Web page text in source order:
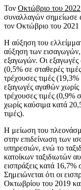
Τον Οκτώβριο του 2022
συναλλαγών σημείωσε
τον Οκτώβριο του
Η αύξηση του
αύξηση των εισαγωγών,
εξαγωγών. Οι εξαγωγές
(0,5% σε σταθερές
τρέχουσες τιμές (19,3%
εξαγωγές αγαθών
τρέχουσες τιμές (0,9%
χωρίς καύσιμα κατά
τιμές).
Η μείωση του
στην επιδείνωση των
υπηρεσιών, ενώ το
κατοίκων ταξιδιωτών
εισπράξεις κατά
Σημειώνεται ότι οι
Οκτωβρίου του 2019